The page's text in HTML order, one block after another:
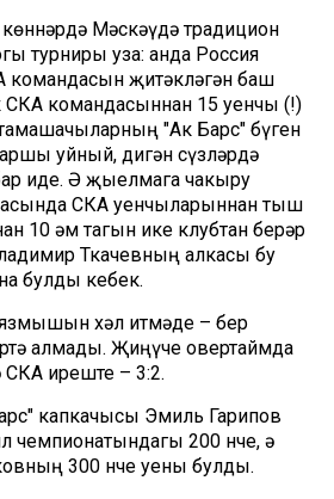
Мәскәүдә традицион
турниры уза: анда Россия
җитәкләгән баш
СКА командасыннан 15 уенчы (!)
"Ак Барс" бүген
уйный, дигән сүзләрдә
иде. Ə җыелмага чакыру
СКА уенчыларыннан тыш
10 һәм тагын ике клубтан берәр
Ткачевның алкасы бу
булды кебек.
хәл итмәде – бер
алмады. Җиңүче овертаймда
иреште – 3:2.
капкачысы Эмиль Гарипов
чемпионатындагы 200 нче, ә
300 нче уены булды.